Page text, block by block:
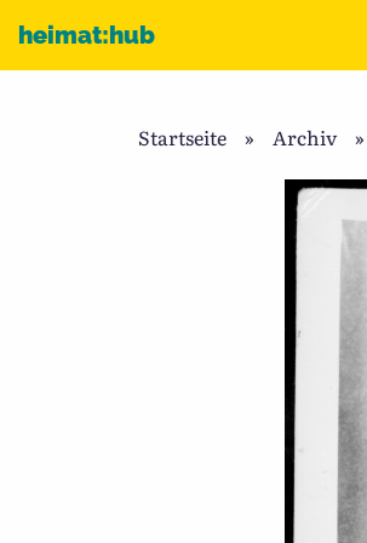
heimat:hub
Startseite » Archiv »